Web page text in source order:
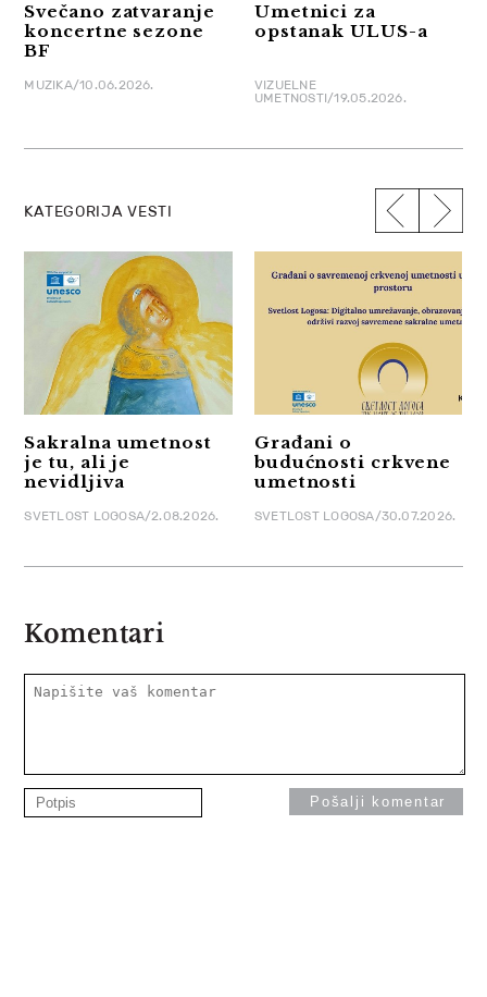
Svečano zatvaranje
koncertne sezone
BF
MUZIKA/10.06.2026.
Umetnici za
opstanak ULUS-a
VIZUELNE
UMETNOSTI/19.05.2026.
KATEGORIJA VESTI
Sakralna umetnost
je tu, ali je
nevidljiva
SVETLOST LOGOSA/2.08.2026.
Građani o
budućnosti crkvene
umetnosti
SVETLOST LOGOSA/30.07.2026.
Komentari